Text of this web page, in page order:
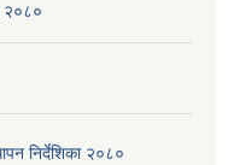
२०८०
निर्देशिका २०८०